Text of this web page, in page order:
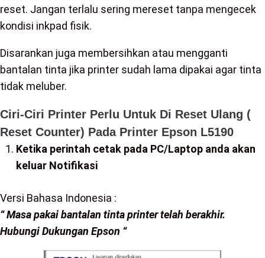
reset. Jangan terlalu sering mereset tanpa mengecek
kondisi inkpad fisik.
Disarankan juga membersihkan atau mengganti
bantalan tinta jika printer sudah lama dipakai agar tinta
tidak meluber.
Ciri-Ciri Printer Perlu Untuk Di Reset Ulang (
Reset Counter) Pada Printer Epson L5190
Ketika perintah cetak pada PC/Laptop anda akan
keluar Notifikasi
Versi Bahasa Indonesia :
“ Masa pakai bantalan tinta printer telah berakhir.
Hubungi Dukungan Epson “